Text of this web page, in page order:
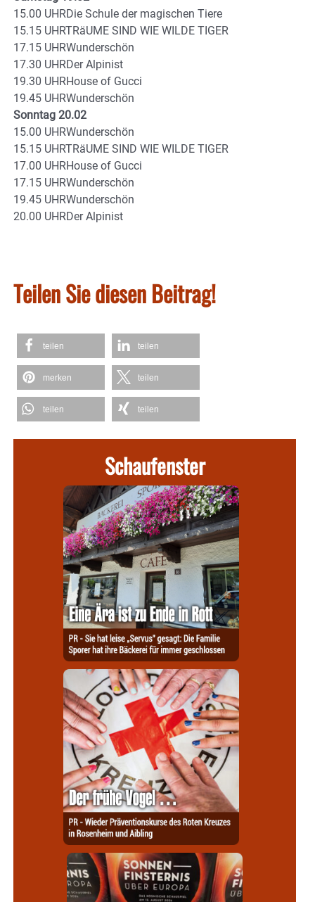
15.00 UHRDie Schule der magischen Tiere
15.15 UHRTRäUME SIND WIE WILDE TIGER
17.15 UHRWunderschön
17.30 UHRDer Alpinist
19.30 UHRHouse of Gucci
19.45 UHRWunderschön
Sonntag 20.02
15.00 UHRWunderschön
15.15 UHRTRäUME SIND WIE WILDE TIGER
17.00 UHRHouse of Gucci
17.15 UHRWunderschön
19.45 UHRWunderschön
20.00 UHRDer Alpinist
Teilen Sie diesen Beitrag!
teilen teilen
merken teilen
teilen teilen
Schaufenster